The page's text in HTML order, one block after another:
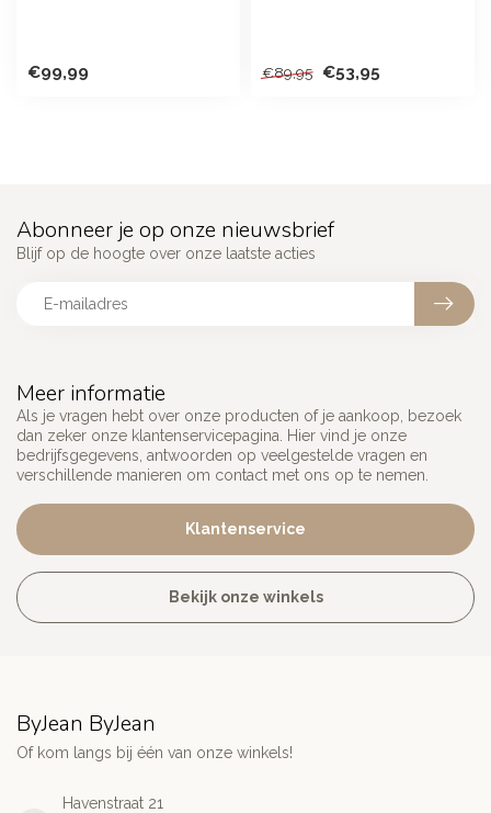
€99,99 €89,95 €53,95
Meer informatie
Als je vragen hebt over onze producten of je aankoop, bezoek
dan zeker onze klantenservicepagina. Hier vind je onze
bedrijfsgegevens, antwoorden op veelgestelde vragen en
verschillende manieren om contact met ons op te nemen.
Klantenservice
Bekijk onze winkels
Abonneer je op onze nieuwsbrief
Blijf op de hoogte over onze laatste acties
ByJean ByJean
Of kom langs bij één van onze winkels!
Havenstraat 21